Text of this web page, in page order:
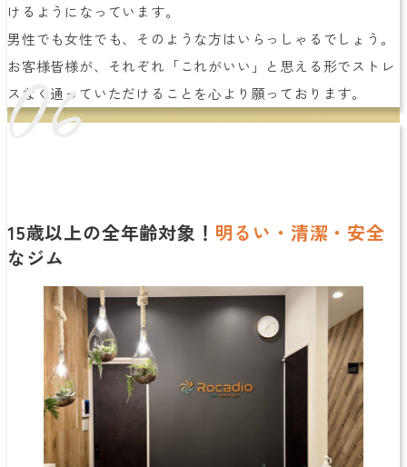
けるようになっています。
男性でも女性でも、そのような方はいらっしゃるでしょう。
お客様皆様が、それぞれ「これがいい」と思える形でストレ
スなく通っていただけることを心より願っております。
06
15歳以上の全年齢対象！ 明るい・清潔・安全
なジム